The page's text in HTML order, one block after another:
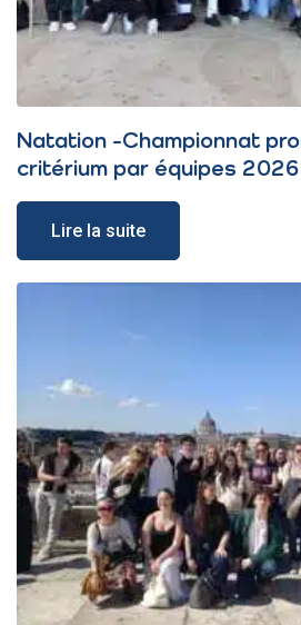
Natation -Championnat
critérium par équipes 2026
Lire la suite